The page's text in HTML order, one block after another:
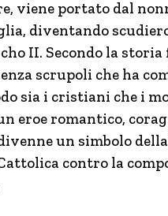
viene portato dal
diventando
II. Secondo la storia
scrupoli che ha
sia i cristiani che i
eroe romantico,
un simbolo
contro la